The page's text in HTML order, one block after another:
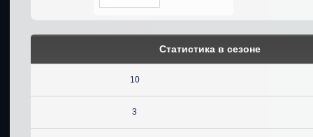
Статистика в сезоне
10
3